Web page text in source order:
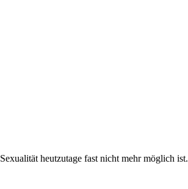
heutzutage fast nicht mehr möglich ist.